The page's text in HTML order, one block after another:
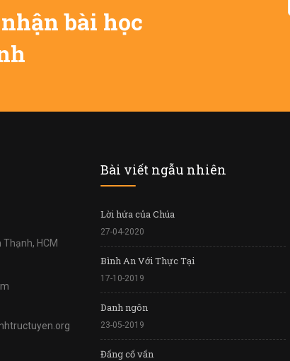
bài học
Thạnh, HCM
Bài viết ngẫu nhiên
Lời hứa của Chúa
27-04-2020
Bình An Với Thực Tại
17-10-2019
Danh ngôn
23-05-2019
Đấng cố vấn